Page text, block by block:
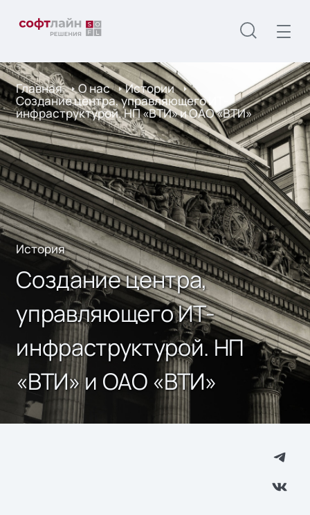
Главная О нас Истории
Создание центра, управляющего ИТ-
инфраструктурой. НП «ВТИ» и ОАО «ВТИ»
История
Создание центра,
управляющего ИТ-
инфраструктурой. НП
«ВТИ» и ОАО «ВТИ»